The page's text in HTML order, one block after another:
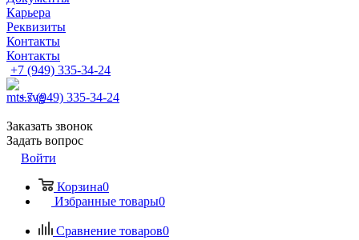
Карьера
Реквизиты
Контакты
Контакты
+7 (949) 335-34-24
+7 (949) 335-34-24
Заказать звонок
Задать вопрос
Войти
Корзина0
Избранные товары0
Сравнение товаров0